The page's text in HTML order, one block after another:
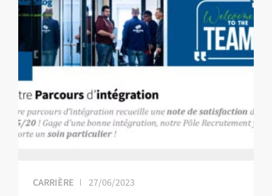
CARRIÈRE 27/06/2023